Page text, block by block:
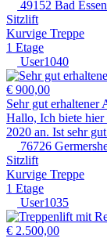
49152 Bad Essen
Sitzlift
Kurvige Treppe
1 Etage
User1040
€ 900,00
Sehr gut erhaltener
Hallo, Ich biete
2020 an. Ist sehr
76726
Sitzlift
Kurvige Treppe
1 Etage
User1035
€ 2.500,00